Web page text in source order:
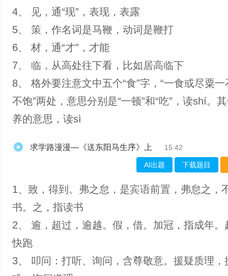
4、 见，通“现”，表现，表露
5、 策，作名词是马鞭，动词是鞭打
6、 材，通“才”，才能
7、 临，从高处往下看，比如居高临下
8、 格外要注意文中五个“食”字，“一食或尽粟一
不饱”两处，意思分别是“一顿”和“吃”，读shí。
养的意思，读sì
求学路漫漫—《送东阳马生序》上 15:42
AI出题 下载题目
1、致，得到。弗之怠，是宾语前置，弗怠之，
书。之，指读书
2、 逾，超过，逾越。假，借。加冠，指成年。
快跑
3、 叩问：打听、询问，含尊敬意。援疑质理，